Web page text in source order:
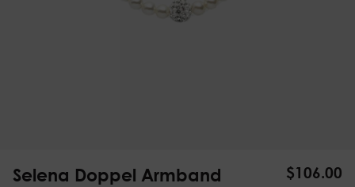
Selena Doppel Armband $106.00